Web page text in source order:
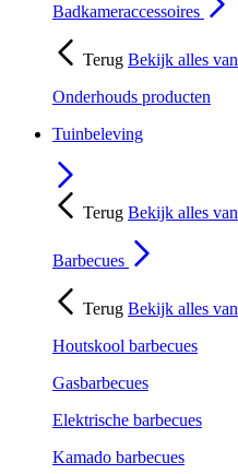
Badkameraccessoires
Terug Bekijk alles van
Onderhouds producten
Tuinbeleving
Terug Bekijk alles van
Barbecues
Terug Bekijk alles van
Houtskool barbecues
Gasbarbecues
Elektrische barbecues
Kamado barbecues